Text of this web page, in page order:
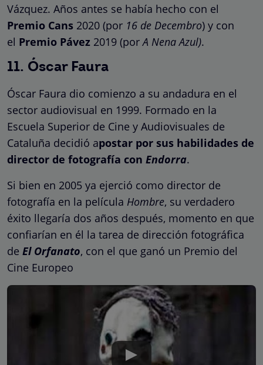
Vázquez. Años antes se había hecho con el
Premio Cans 2020 (por 16 de Decembro) y con
el Premio Pávez 2019 (porA Nena Azul).
11. Óscar Faura
Óscar Faura dio comienzo a su andadura en el
sector audiovisual en 1999. Formado en la
Escuela Superior de Cine y Audiovisuales de
Cataluña decidió apostar por sus habilidades de
director de fotografía con Endorra.
Si bien en 2005 ya ejerció como director de
fotografía en la película Hombre, su verdadero
éxito llegaría dos años después, momento en que
confiarían en él la tarea de dirección fotográfica
de El Orfanato, con el que ganó un Premio del
Cine Europeo